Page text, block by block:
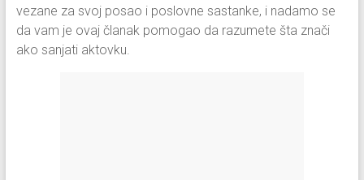
vezane za svoj posao i poslovne sastanke, i nadamo se
da vam je ovaj članak pomogao da razumete šta znači
ako sanjati aktovku.